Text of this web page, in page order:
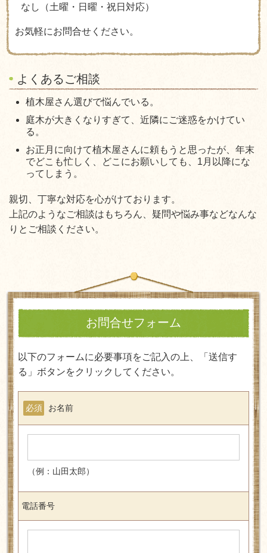
なし（土曜・日曜・祝日対応）
お気軽にお問合せください。
よくあるご相談
植木屋さん選びで悩んでいる。
庭木が大きくなりすぎて、近隣にご迷惑をかけてい
る。
お正月に向けて植木屋さんに頼もうと思ったが、年末
でどこも忙しく、どこにお願いしても、1月以降にな
ってしまう。
親切、丁寧な対応を心がけております。
上記のようなご相談はもちろん、疑問や悩み事などなんな
りとご相談ください。
お問合せフォーム
以下のフォームに必要事項をご記入の上、「送信す
る」ボタンをクリックしてください。
お名前
必須
（例：山田太郎）
電話番号